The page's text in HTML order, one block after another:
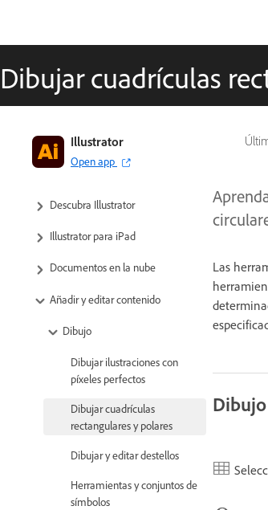
Dibujar cuadrículas
Illustrator
Open app
Descubra Illustrator
Illustrator para iPad
Documentos en la nube
Añadir y editar contenido
Dibujo
Dibujar ilustraciones con
píxeles perfectos
Dibujar cuadrículas
rectangulares y polares
Dibujar y editar destellos
Herramientas y conjuntos de
símbolos
Las